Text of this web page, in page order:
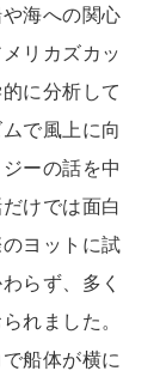
海への関心
リカズカッ
に分析して
で風上に向
ーの話を中
けでは面白
ヨットに試
らず、多く
れました。
船体が横に